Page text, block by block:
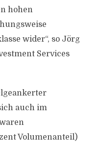
hohen
wider“, so Jörg
Services
auch im
Volumenanteil)